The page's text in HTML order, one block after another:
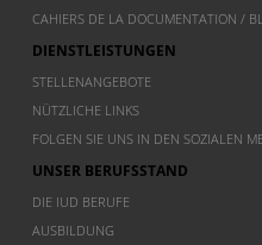
CAHIERS DE LA DOCUMENTATION /
DIENSTLEISTUNGEN
STELLENANGEBOTE
NÜTZLICHE LINKS
FOLGEN SIE UNS IN DEN SOZIALEN
UNSER BERUFSSTAND
DIE IUD BERUFE
AUSBILDUNG